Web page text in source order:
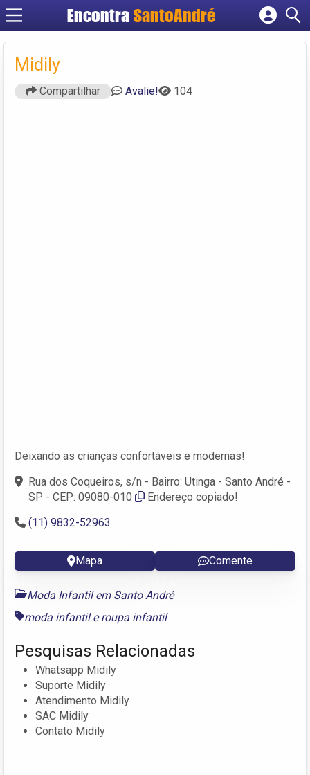
Encontra SantoAndré
Cadastrar empresa
Midily
Compartilhar Avalie! 104
Deixando as crianças confortáveis e modernas!
Rua dos Coqueiros, s/n - Bairro: Utinga - Santo André -
SP - CEP: 09080-010
Endereço copiado!
(11) 9832-52963
Mapa Comente
Moda Infantil em Santo André
moda infantileroupa infantil
Pesquisas Relacionadas
Whatsapp Midily
Suporte Midily
Atendimento Midily
SAC Midily
Contato Midily